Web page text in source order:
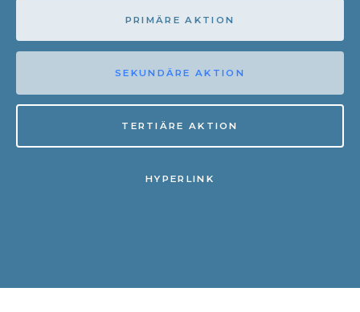
PRIMÄRE AKTION
SEKUNDÄRE AKTION
TERTIÄRE AKTION
HYPERLINK